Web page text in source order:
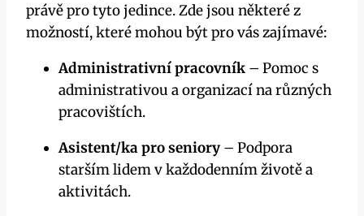
právě pro tyto jedince. Zde jsou některé z
možností, které mohou být pro vás zajímavé:
Administrativní pracovník – Pomoc s
administrativou a organizací na různých
pracovištích.
Asistent/ka pro seniory – Podpora
starším lidem v každodenním životě a
aktivitách.